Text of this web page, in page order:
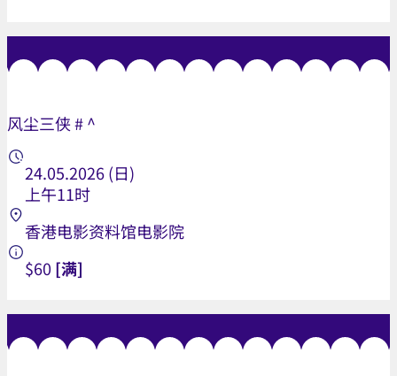
风尘三侠 # ^
24.05.2026 (日)
上午11时
香港电影资料馆电影院
$60 [满]